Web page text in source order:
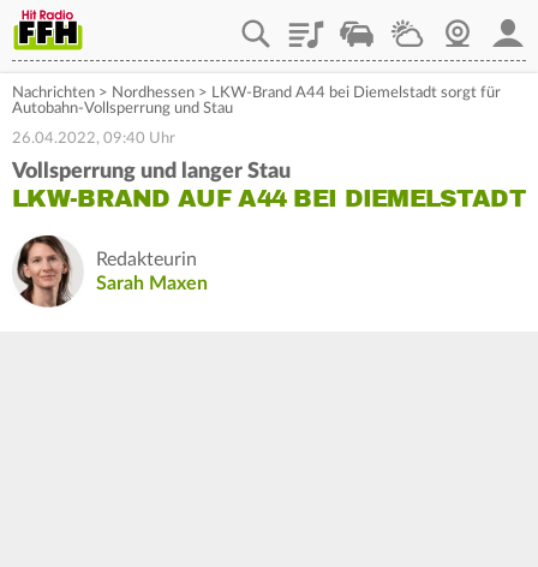
PlaylistStaupilotWetterWebcam
Nachrichten > Nordhessen > LKW-Brand A44 bei Diemelstadt sorgt für
Autobahn-Vollsperrung und Stau
26.04.2022, 09:40 Uhr
Vollsperrung und langer Stau
LKW-BRAND AUF A44 BEI DIEMELSTADT
Redakteurin
Sarah Maxen